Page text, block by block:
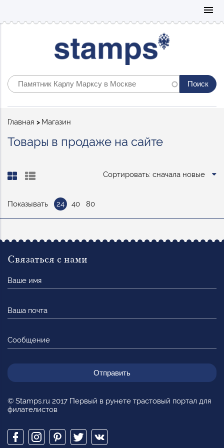
menu
Строка
Главная Магазин
Товары в продаже на сайте
Сортировать: сначала новые
Показывать 24 40 80
© Stamps.ru 2017 Первый в рунете трастовый портал для
филателистов
Связаться с нами
имя
почта
Сообщение